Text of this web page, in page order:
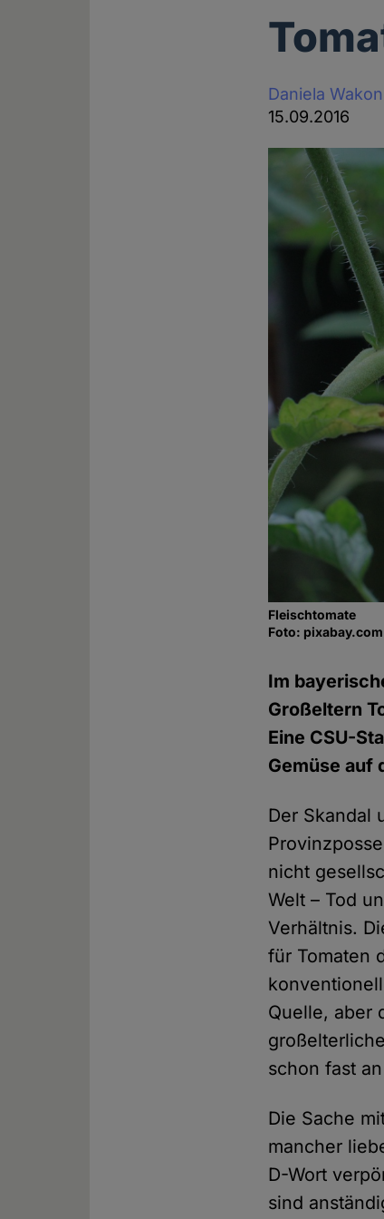
Daniela
15.09.2016
Fleischtomate
Foto:
Im
Großeltern
Eine CSU-
Gemüse auf
Der Skandal
nicht
Welt – Tod
Verhältnis.
für Tomaten
Quelle, aber
schon fast
Die Sache
mancher
D-Wort
sind